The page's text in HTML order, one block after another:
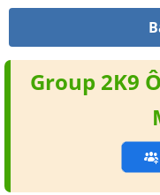
Group 2K9